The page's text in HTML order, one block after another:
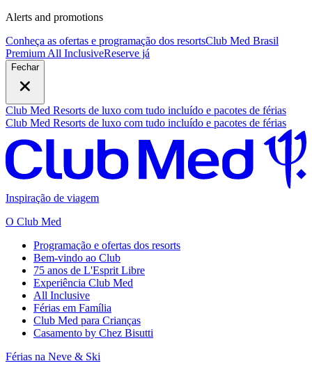
Alerts and promotions
Conheça as ofertas e programação dos resortsClub Med Brasil
Premium All InclusiveReserve já
Fechar
Club Med Resorts de luxo com tudo incluído e pacotes de férias
Club Med Resorts de luxo com tudo incluído e pacotes de férias
Inspiração de viagem
O Club Med
Programação e ofertas dos resorts
Bem-vindo ao Club
75 anos de L'Esprit Libre
Experiência Club Med
All Inclusive
Férias em Família
Club Med para Crianças
Casamento by Chez Bisutti
Férias na Neve & Ski